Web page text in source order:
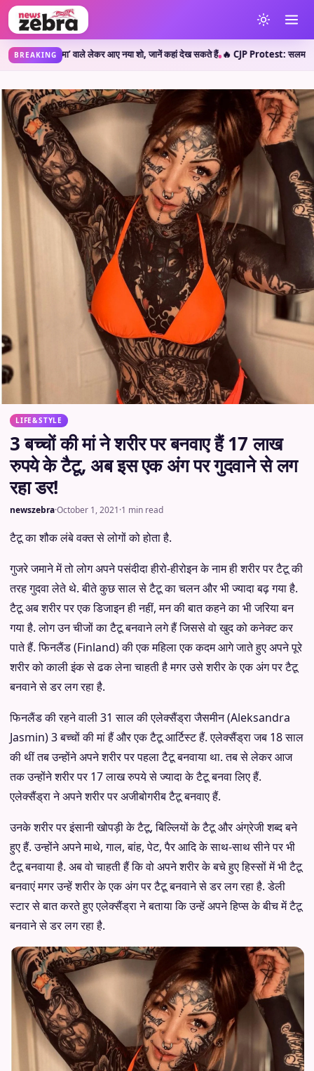
BREAKING
चश्मा’ वाले लेकर आए नया शो, जानें कहां देख सकते हैं•🔥 CJP Protest: सलमान खान के बाद
LIFE&STYLE
3 बच्चों की मां ने शरीर पर बनवाए हैं 17 लाख
रुपये के टैटू, अब इस एक अंग पर गुदवाने से लग
रहा डर!
newszebra·October 1, 2021·1 min read
टैटू का शौक लंबे वक्त से लोगों को होता है.
गुजरे जमाने में तो लोग अपने पसंदीदा हीरो-हीरोइन के नाम ही शरीर पर टैटू की
तरह गुदवा लेते थे. बीते कुछ साल से टैटू का चलन और भी ज्यादा बढ़ गया है.
टैटू अब शरीर पर एक डिजाइन ही नहीं, मन की बात कहने का भी जरिया बन
गया है. लोग उन चीजों का टैटू बनवाने लगे हैं जिससे वो खुद को कनेक्ट कर
पाते हैं. फिनलैंड (Finland) की एक महिला एक कदम आगे जाते हुए अपने पूरे
शरीर को काली इंक से ढक लेना चाहती है मगर उसे शरीर के एक अंग पर टैटू
बनवाने से डर लग रहा है.
फिनलैंड की रहने वाली 31 साल की एलेक्सैंड्रा जैसमीन (Aleksandra
Jasmin) 3 बच्चों की मां हैं और एक टैटू आर्टिस्ट हैं. एलेक्सैंड्रा जब 18 साल
की थीं तब उन्होंने अपने शरीर पर पहला टैटू बनवाया था. तब से लेकर आज
तक उन्होंने शरीर पर 17 लाख रुपये से ज्यादा के टैटू बनवा लिए हैं.
एलेक्सैंड्रा ने अपने शरीर पर अजीबोगरीब टैटू बनवाए हैं.
उनके शरीर पर इंसानी खोपड़ी के टैटू, बिल्लियों के टैटू और अंग्रेजी शब्द बने
हुए हैं. उन्होंने अपने माथे, गाल, बांह, पेट, पैर आदि के साथ-साथ सीने पर भी
टैटू बनवाया है. अब वो चाहती हैं कि वो अपने शरीर के बचे हुए हिस्सों में भी टैटू
बनवाएं मगर उन्हें शरीर के एक अंग पर टैटू बनवाने से डर लग रहा है. डेली
स्टार से बात करते हुए एलेक्सैंड्रा ने बताया कि उन्हें अपने हिप्स के बीच में टैटू
बनवाने से डर लग रहा है.